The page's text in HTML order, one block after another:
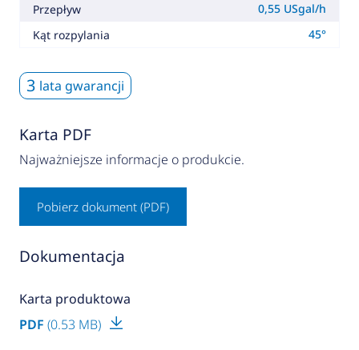
Przepływ
0,55 USgal/h
Kąt rozpylania
45°
3 lata gwarancji
Karta PDF
Najważniejsze informacje o produkcie.
Pobierz dokument (PDF)
Dokumentacja
Karta produktowa
PDF (0.53 MB)